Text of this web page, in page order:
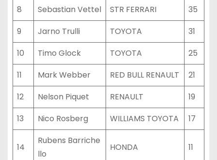
8 Sebastian Vettel STR FERRARI
35
9
Jarno Trulli TOYOTA
31
10
Timo Glock TOYOTA
25
11
Mark Webber RED BULL RENAULT
21
12
Nelson Piquet RENAULT
19
13
Nico Rosberg WILLIAMS TOYOTA 17
14
Rubens Barriche
llo
HONDA 11